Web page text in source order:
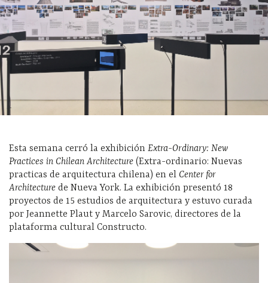
Esta semana cerró la exhibición Extra-Ordinary: New
Practices in Chilean Architecture (Extra-ordinario: Nuevas
practicas de arquitectura chilena) en el Center for
Architecture de Nueva York. La exhibición presentó 18
proyectos de 15 estudios de arquitectura y estuvo curada
por Jeannette Plaut y Marcelo Sarovic, directores de la
plataforma cultural Constructo.